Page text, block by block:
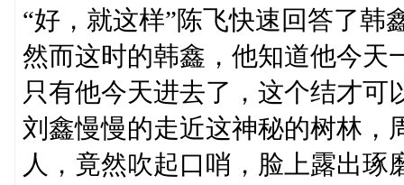
“好，就这样”陈飞快速回答了韩
然而这时的韩鑫，他知道他今天
只有他今天进去了，这个结才可
刘鑫慢慢的走近这神秘的树林，
人，竟然吹起口哨，脸上露出